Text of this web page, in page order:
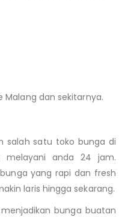
Malang dan sekitarnya.
salah satu toko bunga di
melayani anda 24 jam.
yang rapi dan fresh
laris hingga sekarang.
bunga buatan